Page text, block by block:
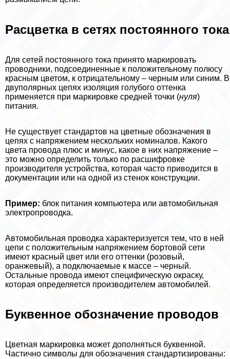
Расцветка в сетях постоянного тока
Для сетей постоянного тока принято маркировать
проводники, подсоединенные к положительному полюсу
красным цветом, к отрицательному – черным или синим. В
двуполярных цепях изоляция гoлyбого оттенка
применяется при маркировке средней точки (нуля)
питания.
Не существует стандартов на цветные обозначения в
цепях с напряжением нескольких номиналов. Какого
цвета провода плюс и минус, какое в них напряжение –
это можно определить только по расшифровке
производителя устройства, которая часто приводится в
документации или на одной из стенок конструкции.
Пример: блок питания компьютера или автомобильная
электропроводка.
Автомобильная проводка хаpaктеризуется тем, что в ней
цепи с положительным напряжением бортовой сети
имеют красный цвет или его оттенки (розовый,
оранжевый), а подключаемые к массе – черный.
Остальные провода имеют специфическую окраску,
которая определяется производителем автомобилей.
Буквенное обозначение проводов
Цветная маркировка может дополняться буквенной.
Частично символы для обозначения стандартизированы: